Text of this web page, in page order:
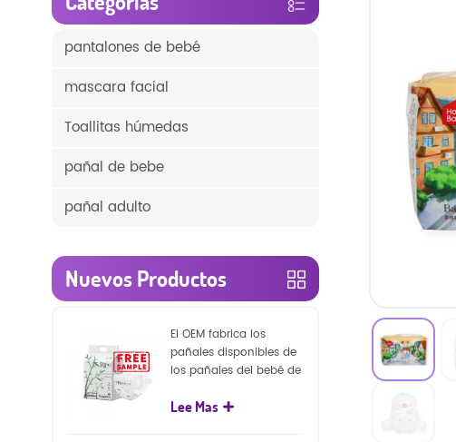
pantalones de bebé
mascara facial
Toallitas húmedas
pañal de bebe
pañal adulto
Nuevos Productos
El OEM fabrica los
pañales disponibles de
los pañales del bebé de
capa superficial
Lee Mas